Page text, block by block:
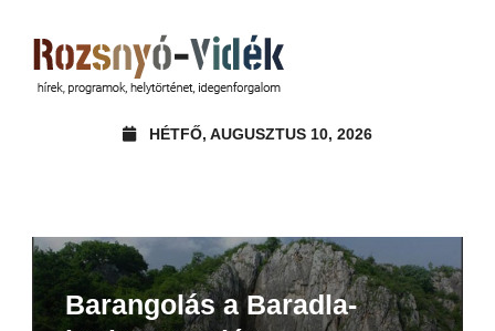
HÉTFŐ, AUGUSZTUS 10, 2026
Barangolás a Baradla-